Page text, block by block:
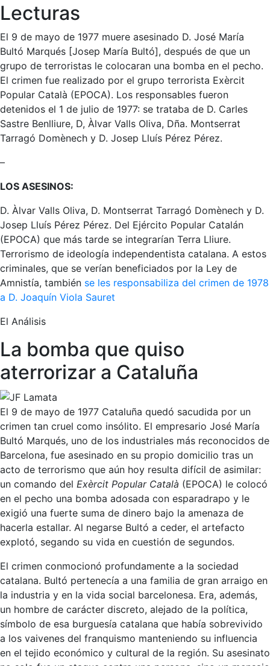
Lecturas
El 9 de mayo de 1977 muere asesinado D. José María
Bultó Marqués [Josep María Bultó], después de que un
grupo de terroristas le colocaran una bomba en el pecho.
El crimen fue realizado por el grupo terrorista Exèrcit
Popular Català (EPOCA). Los responsables fueron
detenidos el 1 de julio de 1977: se trataba de D. Carles
Sastre Benlliure, D, Àlvar Valls Oliva, Dña. Montserrat
Tarragó Domènech y D. Josep Lluís Pérez Pérez.
–
LOS ASESINOS:
D. Àlvar Valls Oliva, D. Montserrat Tarragó Domènech y D.
Josep Lluís Pérez Pérez. Del Ejército Popular Catalán
(EPOCA) que más tarde se integrarían Terra Lliure.
Terrorismo de ideología independentista catalana. A estos
criminales, que se verían beneficiados por la Ley de
Amnistía, también se les responsabiliza del crimen de 1978
a D. Joaquín Viola Sauret
El Análisis
La bomba que quiso
aterrorizar a Cataluña
El 9 de mayo de 1977 Cataluña quedó sacudida por un
crimen tan cruel como insólito. El empresario José María
Bultó Marqués, uno de los industriales más reconocidos de
Barcelona, fue asesinado en su propio domicilio tras un
acto de terrorismo que aún hoy resulta difícil de asimilar:
un comando del Exèrcit Popular Català (EPOCA) le colocó
en el pecho una bomba adosada con esparadrapo y le
exigió una fuerte suma de dinero bajo la amenaza de
hacerla estallar. Al negarse Bultó a ceder, el artefacto
explotó, segando su vida en cuestión de segundos.
El crimen conmocionó profundamente a la sociedad
catalana. Bultó pertenecía a una familia de gran arraigo en
la industria y en la vida social barcelonesa. Era, además,
un hombre de carácter discreto, alejado de la política,
símbolo de esa burguesía catalana que había sobrevivido
a los vaivenes del franquismo manteniendo su influencia
en el tejido económico y cultural de la región. Su asesinato